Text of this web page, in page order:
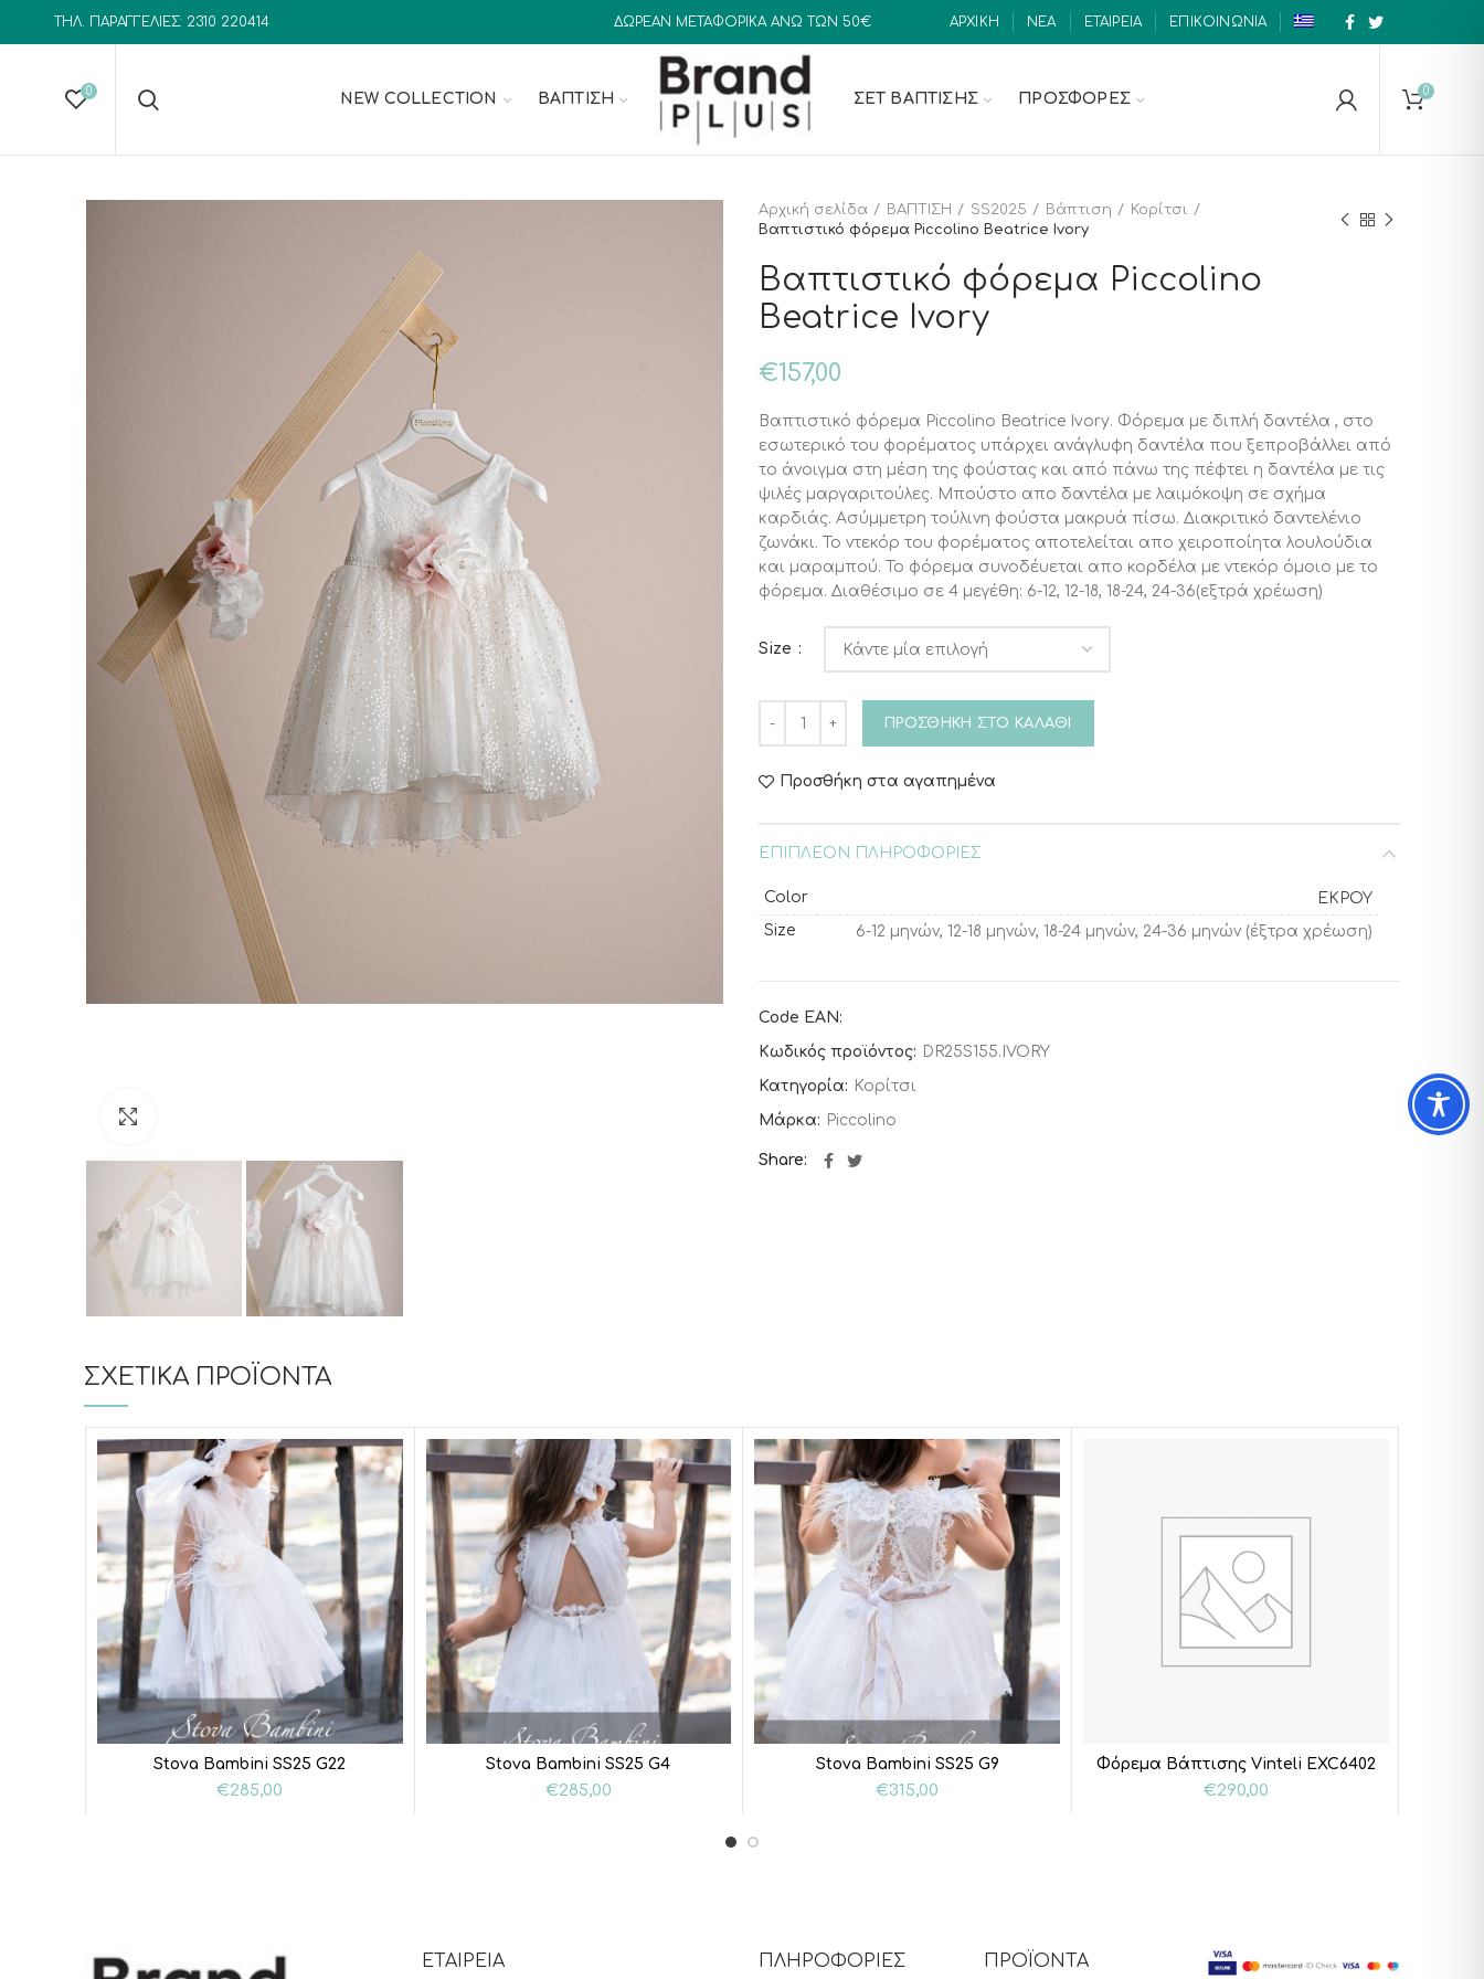
ΤΗΛ. ΠΑΡΑΓΓΕΛΙΕΣ: 2310 220414 ΔΩΡΕΑΝ ΜΕΤΑΦΟΡΙΚΑ ΑΝΩ ΤΩΝ 50€ ΑΡΧΙΚΗ ΝΕΑ ΕΤΑΙΡΕΙΑ ΕΠΙΚΟΙΝΩΝΙΑ
0 NEW COLLECTION ΒΑΠΤΙΣΗ ΣΕΤ ΒΆΠΤΙΣΗΣ ΠΡΟΣΦΟΡΕΣ 0
Αρχική σελίδα ΒΑΠΤΙΣΗ SS2025 Βάπτιση
Κορίτσι
Βαπτιστικό φόρεμα Piccolino Beatrice Ivory
Βαπτιστικό φόρεμα Piccolino
Beatrice Ivory
€157,00
Βαπτιστικό φόρεμα Piccolino Beatrice Ivory. Φόρεμα με διπλή δαντέλα , στο
εσωτερικό του φορέματος υπάρχει ανάγλυφη δαντέλα που ξεπροβάλλει από
το άνοιγμα στη μέση της φούστας και από πάνω της πέφτει η δαντέλα με τις
ψιλές μαργαριτούλες. Μπούστο απο δαντέλα με λαιμόκοψη σε σχήμα
καρδιάς. Ασύμμετρη τούλινη φούστα μακρυά πίσω. Διακριτικό δαντελένιο
ζωνάκι. Το ντεκόρ του φορέματος αποτελείται απο χειροποίητα λουλούδια
και μαραμπού. Το φόρεμα συνοδέυεται απο κορδέλα με ντεκόρ όμοιο με το
φόρεμα. Διαθέσιμο σε 4 μεγέθη: 6-12, 12-18, 18-24, 24-36(εξτρά χρέωση)
Size
ΠΡΟΣΘΉΚΗ ΣΤΟ ΚΑΛΆΘΙ
Προσθήκη στα αγαπημένα
ΕΠΙΠΛΈΟΝ ΠΛΗΡΟΦΟΡΊΕΣ
Color
ΕΚΡΟΥ
Size
6-12 μηνών, 12-18 μηνών, 18-24 μηνών, 24-36 μηνών (έξτρα χρέωση)
Code EAN:
Κωδικός προϊόντος: DR25S155.IVORY
Κατηγορία: Κορίτσι
Μάρκα: Piccolino
Share
ΣΧΕΤΙΚΆ ΠΡΟΪΌΝΤΑ
Stova Bambini SS25 G22
€285,00
Stova Bambini SS25 G4
€285,00
Stova Bambini SS25 G9
€315,00
Φόρεμα Βάπτισης Vinteli EXC6402
€290,00
ΕΤΑΙΡΕΙΑ ΠΛΗΡΟΦΟΡΙΕΣ ΠΡΟΪΟΝΤΑ